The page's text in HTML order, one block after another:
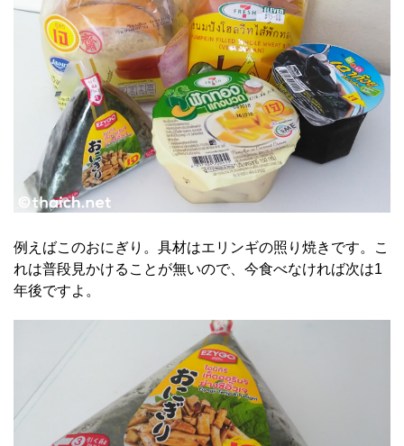
例えばこのおにぎり。具材はエリンギの照り焼きです。こ
れは普段見かけることが無いので、今食べなければ次は1
年後ですよ。